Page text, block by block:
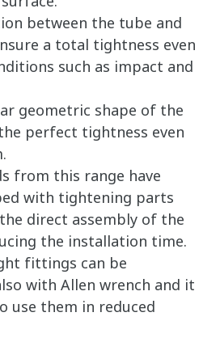
between the tube and
a total tightness even
such as impact and
geometric shape of the
perfect tightness even
from this range have
with tightening parts
direct assembly of the
the installation time.
fittings can be
with Allen wrench and it
use them in reduced